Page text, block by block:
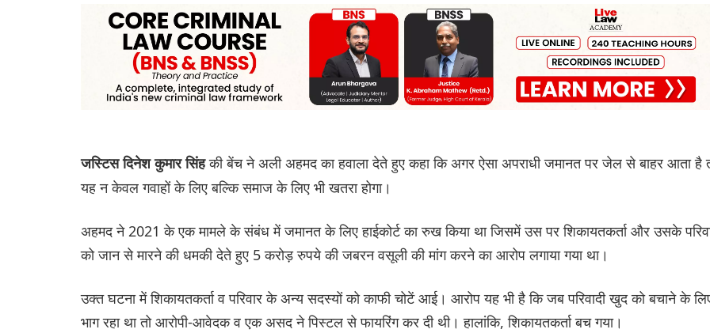
जस्टिस दिनेश कुमार सिंहकी बेंच ने अली अहमद का हवाला देते हुए कहा कि अगर ऐसा अपराधी जमानत पर जेल से बाहर आता है
यह न केवल गवाहों के लिए बल्कि समाज के लिए भी खतरा होगा।
अहमद ने 2021 के एक मामले के संबंध में जमानत के लिए हाईकोर्ट का रुख किया था जिसमें उस पर शिकायतकर्ता और उसके
को जान से मारने की धमकी देते हुए 5 करोड़ रुपये की जबरन वसूली की मांग करने का आरोप लगाया गया था।
उक्त घटना में शिकायतकर्ता व परिवार के अन्य सदस्यों को काफी चोटें आई। आरोप यह भी है कि जब परिवादी खुद को बचाने के
भाग रहा था तो आरोपी-आवेदक व एक असद ने पिस्टल से फायरिंग कर दी थी। हालांकि, शिकायतकर्ता बच गया।